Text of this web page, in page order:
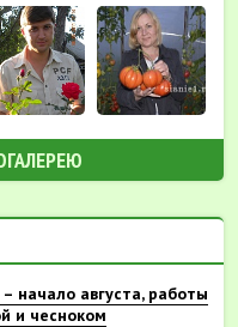
начало августа, работы
и чесноком